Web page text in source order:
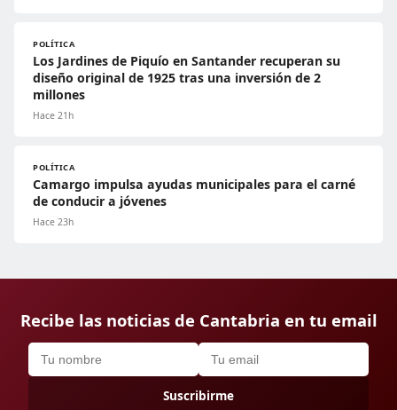
POLÍTICA
Los Jardines de Piquío en Santander recuperan su
diseño original de 1925 tras una inversión de 2
millones
Hace 21h
POLÍTICA
Camargo impulsa ayudas municipales para el carné
de conducir a jóvenes
Hace 23h
Recibe las noticias de Cantabria en tu email
Suscribirme